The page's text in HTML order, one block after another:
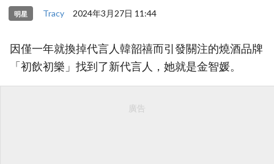
明星 Tracy 2024年3月27日 11:44
因僅一年就換掉代言人韓韶禧而引發關注的燒酒品牌
「初飲初樂」找到了新代言人，她就是金智媛。
廣告